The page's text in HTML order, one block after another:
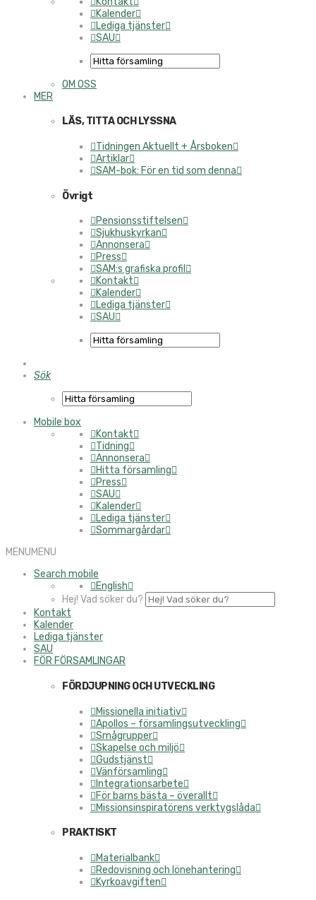
Kalender
Lediga tjänster
SAU
OM OSS
MER
LÄS, TITTA OCH LYSSNA
Tidningen Aktuellt + Årsboken
Artiklar
SAM-bok: För en tid som denna
Övrigt
Pensionsstiftelsen
Sjukhuskyrkan
Annonsera
Press
SAM:s grafiska profil
Kontakt
Kalender
Lediga tjänster
SAU
Sök
Mobile box
Kontakt
Tidning
Annonsera
Hitta församling
Press
SAU
Kalender
Lediga tjänster
Sommargårdar
MENUMENU
Search mobile
English
Hej! Vad söker du?
Kontakt
Kalender
Lediga tjänster
SAU
FÖR FÖRSAMLINGAR
FÖRDJUPNING OCH UTVECKLING
Missionella initiativ
Apollos – församlingsutveckling
Smågrupper
Skapelse och miljö
Gudstjänst
Vänförsamling
Integrationsarbete
För barns bästa – överallt
Missionsinspiratörens verktygslåda
PRAKTISKT
Materialbank
Redovisning och lönehantering
Kyrkoavgiften